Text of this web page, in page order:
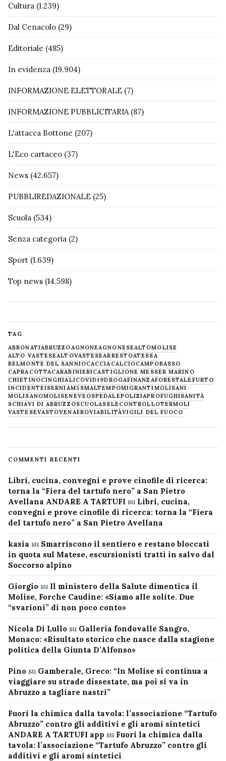
Cultura (1.239)
Dal Cenacolo (29)
Editoriale (485)
In evidenza (19.904)
INFORMAZIONE ELETTORALE (7)
INFORMAZIONE PUBBLICITARIA (87)
L'attacca Bottone (207)
L'Eco cartaceo (37)
News (42.657)
PUBBLIREDAZIONALE (25)
Scuola (534)
Senza categoria (2)
Sport (1.639)
Top news (14.598)
TAG
ABBONATIABRUZZOAGNONEAGNONESEALTOMOLISE
ALTO VASTESEALTOVASTESEARRESTOATESSA
BELMONTE DEL SANNIOCACCIA CALCIOCAMPOBASSO
CAPRACOTTACARABINIERICASTIGLIONE MESSER MARINO
CHIETINOCINGHIALICOVID19DROGAFINANZAFORESTALE FURTO
INCIDENTEISERNIAM5SMALTEMPOMIGRANTIMOLISANI
MOLISANOMOLISENEVE OSPEDALEPOLIZIAPROFUGHISANITÀ
SCHIAVI DI ABRUZZOSCUOLASELECONTROLLOTERMOLI
VASTESEVASTOVENAFROVIABILITÀVIGILI DEL FUOCO
COMMENTI RECENTI
Libri, cucina, convegni e prove cinofile di ricerca:
torna la “Fiera del tartufo nero” a San Pietro
Avellana ANDARE A TARTUFI su Libri, cucina,
convegni e prove cinofile di ricerca: torna la “Fiera
del tartufo nero” a San Pietro Avellana
kasia su Smarriscono il sentiero e restano bloccati
in quota sul Matese, escursionisti tratti in salvo dal
Soccorso alpino
Giorgio su Il ministero della Salute dimentica il
Molise, Forche Caudine: «Siamo alle solite. Due
“svarioni” di non poco conto»
Nicola Di Lullo su Galleria fondovalle Sangro,
Monaco: «Risultato storico che nasce dalla stagione
politica della Giunta D’Alfonso»
Pino su Gamberale, Greco: “In Molise si continua a
viaggiare su strade dissestate, ma poi si va in
Abruzzo a tagliare nastri”
Fuori la chimica dalla tavola: l’associazione “Tartufo
Abruzzo” contro gli additivi e gli aromi sintetici
ANDARE A TARTUFI app su Fuori la chimica dalla
tavola: l’associazione “Tartufo Abruzzo” contro gli
additivi e gli aromi sintetici